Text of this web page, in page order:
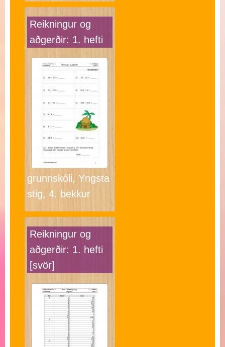
Reikningur og
aðgerðir: 1. hefti
grunnskóli, Yngsta
stig, 4. bekkur
Reikningur og
aðgerðir: 1. hefti
[svör]